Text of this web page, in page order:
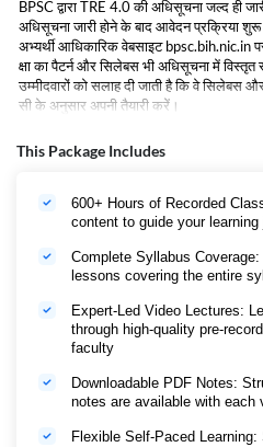
BPSC द्वारा TRE 4.0 की अधिसूचना जल्द ही
अधिसूचना जारी होने के बाद आवेदन प्रक्रिया शुरू
अभ्यर्थी आधिकारिक वेबसाइटbpsc.bih.nic.in
क्षा का पैटर्न और सिलेबस भी अधिसूचना में विस्तृत
उम्मीदवारों को सलाह दी जाती है कि वे सिलेबस
सी के अनुसार अपनी तैयारी करें।
म्मीदवारों को अच्छी तरह से तैयार होना चाहिए।
सही रणनीति, नियमित अध्ययन और समर्पण के
BPSC TRE 4.0 – आवेदन करने के लिए क्या
प्राथमिक शिक्षक (1 to 5)
मिडिल स्कूल शिक्षक (6th to 8th)
This Package Includes
600+ Hours of Recorded
content to guide your
Complete Syllabus
lessons covering the entire
Expert-Led Video Lectures:
through high-quality pre-
faculty
Downloadable PDF Notes:
notes are available with
Flexible Self-Paced